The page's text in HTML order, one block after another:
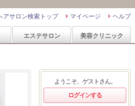
ヘルプ
マイページ
アサロン検索トップ
エステサロン 美容クリニック
ようこそ、ゲストさん。
ログインする